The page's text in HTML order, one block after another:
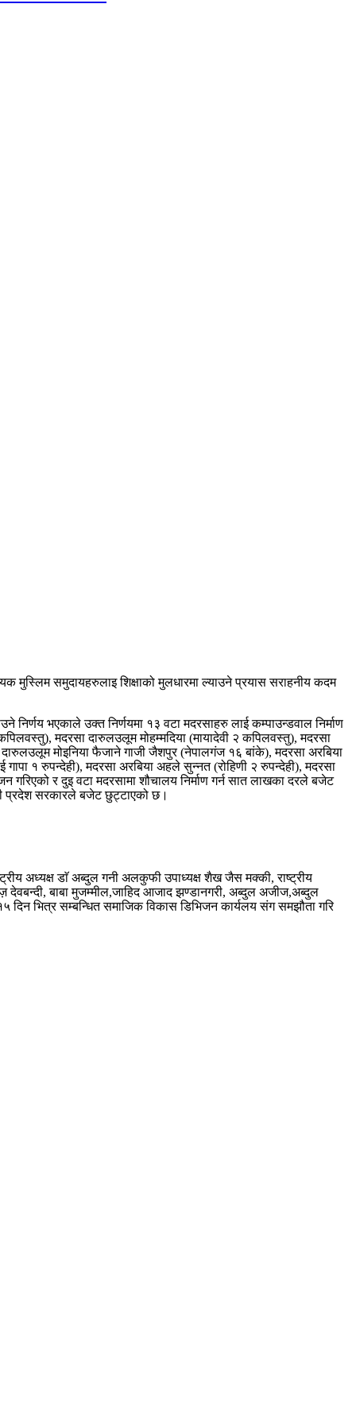
मुस्लिम समुदायहरुलाइ शिक्षाको मुलधारमा ल्याउने प्रयास सराहनीय कदम
निर्णय भएकाले उक्त निर्णयमा १३ वटा मदरसाहरु लाई कम्पाउन्डवाल निर्माण
मदरसा दारुलउलूम मोहम्मदिया (मायादेवी २ कपिलवस्तु), मदरसा
मोइनिया फैजाने गाजी जैशपुर (नेपालगंज १६ बांके), मदरसा अरबिया
१ रुपन्देही), मदरसा अरबिया अहले सुन्नत (रोहिणी २ रुपन्देही), मदरसा
र दुइ वटा मदरसामा शौचालय निर्माण गर्न सात लाखका दरले बजेट
प्रदेश सरकारले बजेट छुट्टाएको छ।
अध्यक्ष डाॅ अब्दुल गनी अलकुफी उपाध्यक्ष शैख जैस मक्की, राष्ट्रीय
बाबा मुजम्मील,जाहिद आजाद झण्डानगरी, अब्दुल अजीज,अब्दुल
दिन भित्र सम्बन्धित समाजिक विकास डिभिजन कार्यलय संग समझौता गरि